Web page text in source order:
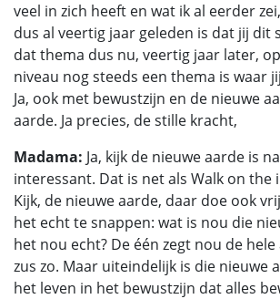
veel in zich heeft en wat ik al eerder
dus al veertig jaar geleden is dat jij dit
dat thema dus nu, veertig jaar later,
niveau nog steeds een thema is waar
Ja, ook met bewustzijn en de nieuwe
aarde. Ja precies, de stille kracht,
Madama: Ja, kijk de nieuwe aarde is
interessant. Dat is net als Walk on
Kijk, de nieuwe aarde, daar doe ook
het echt te snappen: wat is nou die
het nou echt? De één zegt nou de
zus zo. Maar uiteindelijk is die nieuwe
het leven in het bewustzijn dat alles